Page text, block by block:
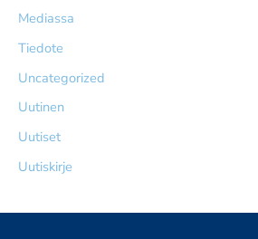
Mediassa
Tiedote
Uncategorized
Uutinen
Uutiset
Uutiskirje